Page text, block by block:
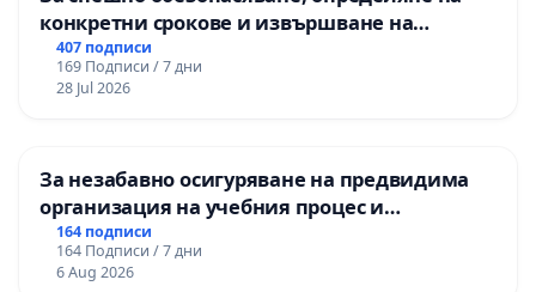
конкретни срокове и извършване на
цялостна рехабилитация на
републиканския път между пътен възел АМ
„Тракия“ - гр. Ихтиман - с. Мирово - к.к.
407 подписи
169 Подписи / 7 дни
28 Jul 2026
За незабавно осигуряване на предвидима
организация на учебния процес и
гарантиране на правото на равнопоставено
и качествено образование на учениците от
164 подписи
164 Подписи / 7 дни
6 Aug 2026